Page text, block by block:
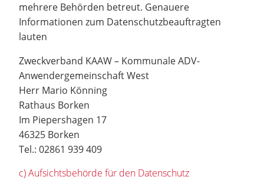
mehrere Behörden betreut. Genauere
Informationen zum Datenschutzbeauftragten
lauten
Zweckverband KAAW – Kommunale ADV-
Anwendergemeinschaft West
Herr Mario Könning
Rathaus Borken
Im Piepershagen 17
46325 Borken
Tel.: 02861 939 409
c) Aufsichtsbehörde für den Datenschutz